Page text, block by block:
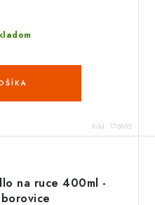
Kód: 176892
na ruce 400ml -